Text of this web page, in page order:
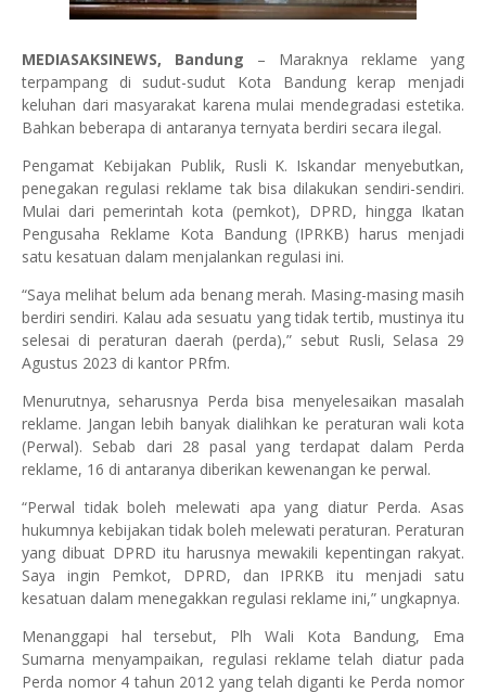
MEDIASAKSINEWS, Bandung – Maraknya reklame yang
terpampang di sudut-sudut Kota Bandung kerap menjadi
keluhan dari masyarakat karena mulai mendegradasi estetika.
Bahkan beberapa di antaranya ternyata berdiri secara ilegal.
Pengamat Kebijakan Publik, Rusli K. Iskandar menyebutkan,
penegakan regulasi reklame tak bisa dilakukan sendiri-sendiri.
Mulai dari pemerintah kota (pemkot), DPRD, hingga Ikatan
Pengusaha Reklame Kota Bandung (IPRKB) harus menjadi
satu kesatuan dalam menjalankan regulasi ini.
“Saya melihat belum ada benang merah. Masing-masing masih
berdiri sendiri. Kalau ada sesuatu yang tidak tertib, mustinya itu
selesai di peraturan daerah (perda),” sebut Rusli, Selasa 29
Agustus 2023 di kantor PRfm.
Menurutnya, seharusnya Perda bisa menyelesaikan masalah
reklame. Jangan lebih banyak dialihkan ke peraturan wali kota
(Perwal). Sebab dari 28 pasal yang terdapat dalam Perda
reklame, 16 di antaranya diberikan kewenangan ke perwal.
“Perwal tidak boleh melewati apa yang diatur Perda. Asas
hukumnya kebijakan tidak boleh melewati peraturan. Peraturan
yang dibuat DPRD itu harusnya mewakili kepentingan rakyat.
Saya ingin Pemkot, DPRD, dan IPRKB itu menjadi satu
kesatuan dalam menegakkan regulasi reklame ini,” ungkapnya.
Menanggapi hal tersebut, Plh Wali Kota Bandung, Ema
Sumarna menyampaikan, regulasi reklame telah diatur pada
Perda nomor 4 tahun 2012 yang telah diganti ke Perda nomor